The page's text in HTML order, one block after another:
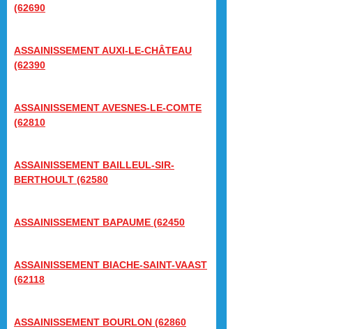
(62690
ASSAINISSEMENT AUXI-LE-CHÂTEAU
(62390
ASSAINISSEMENT AVESNES-LE-COMTE
(62810
ASSAINISSEMENT BAILLEUL-SIR-
BERTHOULT (62580
ASSAINISSEMENT BAPAUME (62450
ASSAINISSEMENT BIACHE-SAINT-VAAST
(62118
ASSAINISSEMENT BOURLON (62860